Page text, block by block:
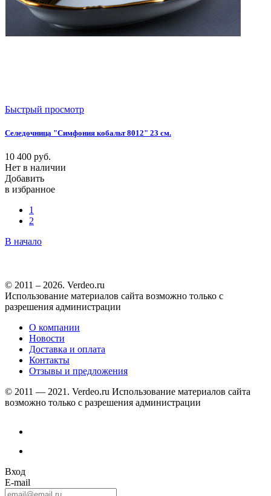
Быстрый просмотр
Селедочница "Симфония кобальт 8012" 23 см.
10 400 руб.
Нет в наличии
Добавить
в избранное
1
2
В начало
© 2011 – 2026. Verdeo.ru
Использование материалов сайта возможно только с
разрешения администрации
О компании
Новости
Доставка и оплата
Контакты
Отзывы и предложения
© 2011 — 2021. Verdeo.ru Использование материалов сайта
возможно только с разрешения администрации
Вход
E-mail